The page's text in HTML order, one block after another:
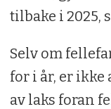
utkonkurrere
sjørøye med
skape
vassdrag og
tilbake i 2025,
Selv om
for i år, er
av laks foran